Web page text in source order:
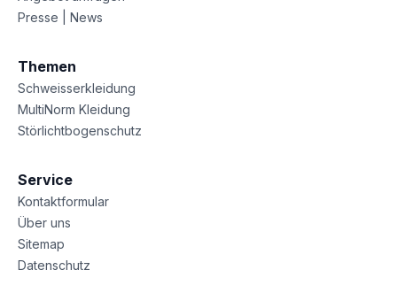
Presse | News
Themen
Schweisserkleidung
MultiNorm Kleidung
Störlichtbogenschutz
Service
Kontaktformular
Über uns
Sitemap
Datenschutz